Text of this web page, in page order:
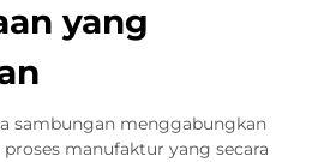
yang
sambungan menggabungkan
manufaktur yang secara